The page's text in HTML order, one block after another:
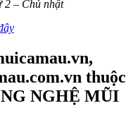
2 – Chủ nhật
thuộc
NGHỆ MŨI